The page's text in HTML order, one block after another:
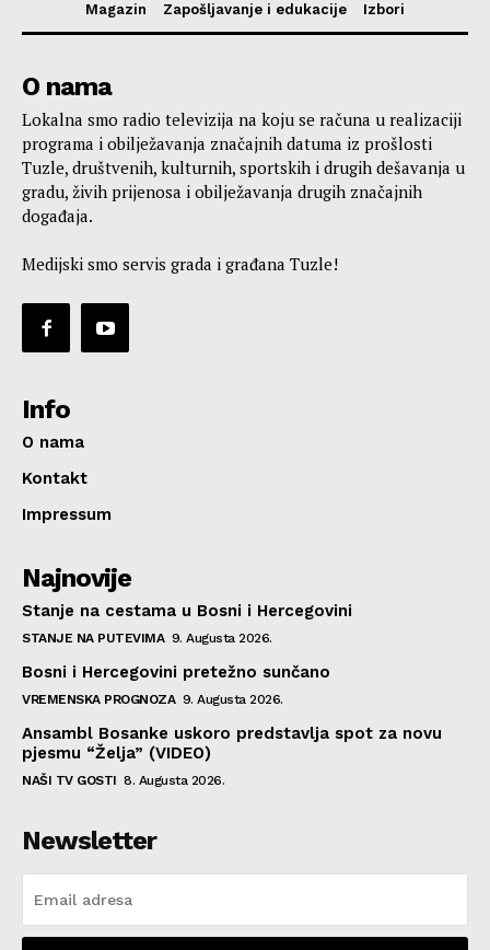
Magazin
Zapošljavanje i edukacije Izbori
O nama
Lokalna smo radio televizija na koju se računa u realizaciji
programa i obilježavanja značajnih datuma iz prošlosti
Tuzle, društvenih, kulturnih, sportskih i drugih dešavanja u
gradu, živih prijenosa i obilježavanja drugih značajnih
događaja.
Medijski smo servis grada i građana Tuzle!
Info
O nama
Kontakt
Impressum
Najnovije
Stanje na cestama u Bosni i Hercegovini
STANJE NA PUTEVIMA 9. Augusta 2026.
Bosni i Hercegovini pretežno sunčano
VREMENSKA PROGNOZA 9. Augusta 2026.
Ansambl Bosanke uskoro predstavlja spot za novu
pjesmu “Želja” (VIDEO)
NAŠI TV GOSTI 8. Augusta 2026.
Newsletter